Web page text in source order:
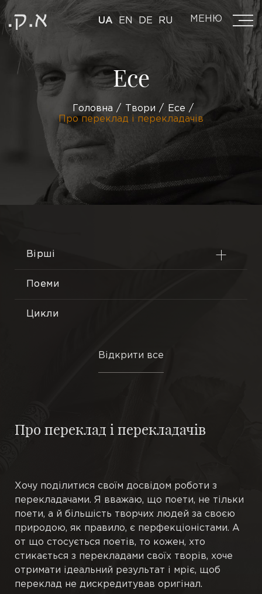
UA EN DE RU МЕНЮ
Есе
Головна Твори
Есе
Про переклад і перекладачів
Вірші
Лірика
Філософська поезія
Ранні вірші
Поеми
Цикли
Притчі
Новели
П’єси
Переклади
Відкрити все
Про переклад і перекладачів
Хочу поділитися своїм досвідом роботи з
перекладачами. Я вважаю, що поети, не тільки
поети, а й більшість творчих людей за своєю
природою, як правило, є перфекціоністами. А
от що стосується поетів, то кожен, хто
стикається з перекладами своїх творів, хоче
отримати ідеальний результат і мріє, щоб
переклад не дискредитував оригінал.